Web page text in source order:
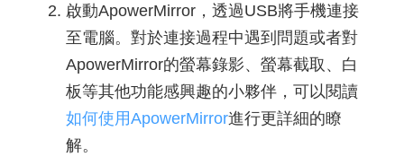
啟動ApowerMirror，透過USB將手機連接
至電腦。對於連接過程中遇到問題或者對
ApowerMirror的螢幕錄影、螢幕截取、白
板等其他功能感興趣的小夥伴，可以閱讀
如何使用ApowerMirror進行更詳細的瞭
解。